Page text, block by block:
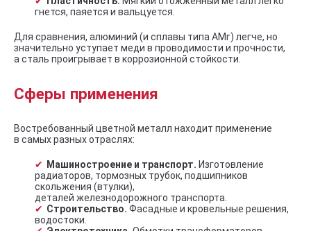
гнется, паяется и вальцуется.
Для сравнения, алюминий (и сплавы типа АМг) легче, но
значительно уступает меди в проводимости и прочности,
а сталь проигрывает в коррозионной стойкости.
Сферы применения
Востребованный цветной металл находит применение
в самых разных отраслях:
Машиностроение и транспорт. Изготовление
радиаторов, тормозных трубок, подшипников
скольжения (втулки),
деталей железнодорожного транспорта.
Строительство. Фасадные и кровельные решения,
водостоки.